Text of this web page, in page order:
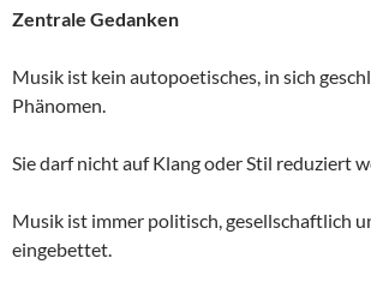
Zentrale Gedanken
Musik ist kein autopoetisches, in sich
Phänomen.
Sie darf nicht auf Klang oder Stil reduziert
Musik ist immer politisch, gesellschaftlich
eingebettet.